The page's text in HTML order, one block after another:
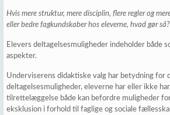
Hvis mere struktur, mere disciplin, flere regler og
eller bedre fagkundskaber hos eleverne, hvad gør så?
Elevers deltagelsesmuligheder indeholder både
aspekter.
Underviserens didaktiske valg har betydning for
deltagelsesmuligheder, eleverne har eller ikke
tilrettelæggelse både kan befordre muligheder
eksklusion i forhold til faglige og sociale